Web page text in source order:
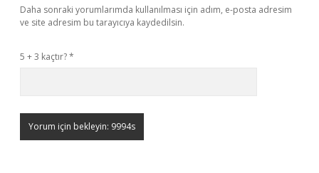
Daha sonraki yorumlarımda kullanılması için adım, e-posta adresim
ve site adresim bu tarayıcıya kaydedilsin.
5 + 3 kaçtır?*